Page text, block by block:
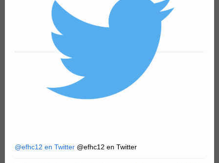
@efhc12 en Twitter @efhc12 en Twitter